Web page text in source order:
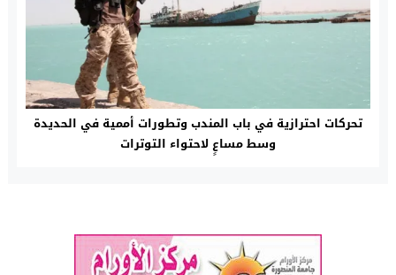
تحركات احترازية في باب المندب وتطورات أممية في الحديدة
وسط مساعٍ لاحتواء التوترات